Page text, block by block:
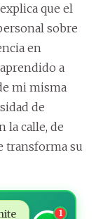
que el
sobre
en
a
mi misma
de
la calle, de
transforma su
1